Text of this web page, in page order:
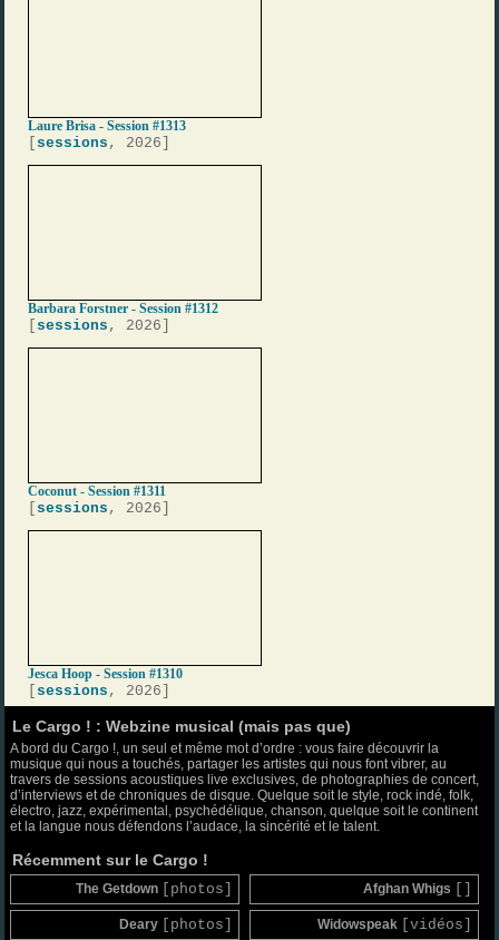
Laure Brisa - Session #1313
sessions , 2026]
Barbara Forstner - Session #1312
sessions , 2026]
Coconut - Session #1311
sessions , 2026]
Jesca Hoop - Session #1310
sessions , 2026]
Le Cargo ! : Webzine musical (mais pas que)
A bord du Cargo !, un seul et même mot d’ordre : vous faire découvrir la
musique qui nous a touchés, partager les artistes qui nous font vibrer, au
travers de sessions acoustiques live exclusives, de photographies de concert,
d’interviews et de chroniques de disque. Quelque soit le style, rock indé, folk,
électro, jazz, expérimental, psychédélique, chanson, quelque soit le continent
et la langue nous défendons l’audace, la sincérité et le talent.
Récemment sur le Cargo !
The Getdown [photos] Afghan Whigs
Deary [photos] Widowspeak [vidéos]